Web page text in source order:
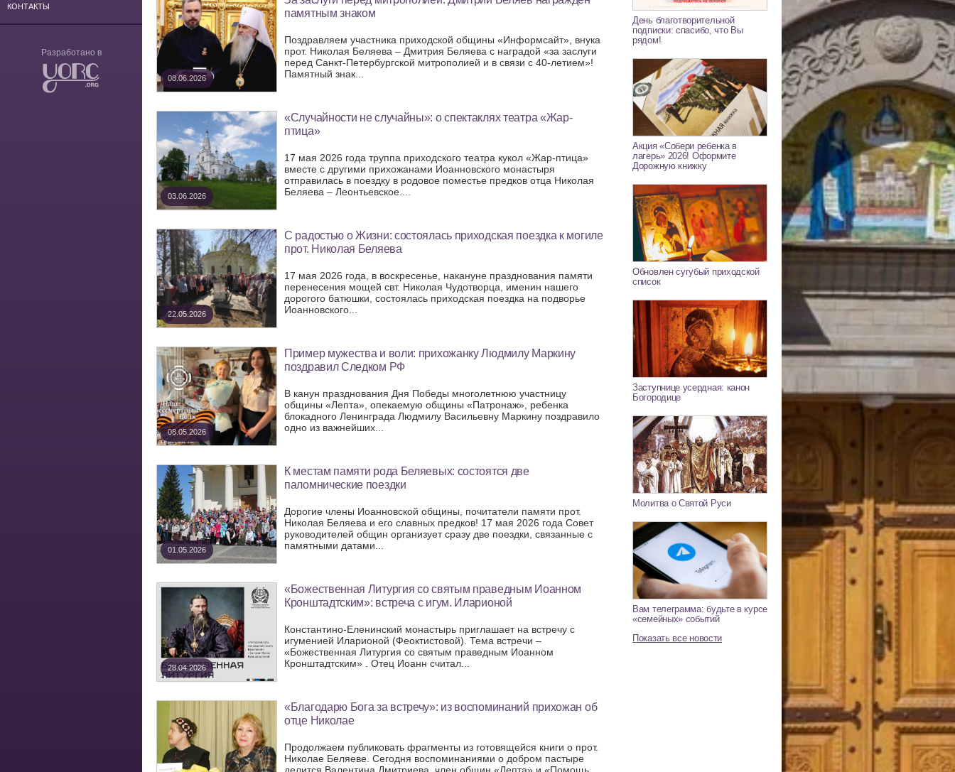
КОНТАКТЫ
Разработано в
08.06.2026
памятным знаком
Поздравляем участника приходской общины «Информсайт», внука
прот. Николая Беляева – Дмитрия Беляева с наградой «за заслуги
перед Санкт-Петербургской митрополией и в связи с 40-летием»!
Памятный знак...
03.06.2026
«Случайности не случайны»: о спектаклях театра «Жар-
птица»
17 мая 2026 года труппа приходского театра кукол «Жар-птица»
вместе с другими прихожанами Иоанновского монастыря
отправилась в поездку в родовое поместье предков отца Николая
Беляева – Леонтьевское....
22.05.2026
С радостью о Жизни: состоялась приходская поездка к могиле
прот. Николая Беляева
17 мая 2026 года, в воскресенье, накануне празднования памяти
перенесения мощей свт. Николая Чудотворца, именин нашего
дорогого батюшки, состоялась приходская поездка на подворье
Иоанновского...
08.05.2026
Пример мужества и воли: прихожанку Людмилу Маркину
поздравил Следком РФ
В канун празднования Дня Победы многолетнюю участницу
общины «Лепта», опекаемую общины «Патронаж», ребенка
блокадного Ленинграда Людмилу Васильевну Маркину поздравило
одно из важнейших...
01.05.2026
К местам памяти рода Беляевых: состоятся две
паломнические поездки
Дорогие члены Иоанновской общины, почитатели памяти прот.
Николая Беляева и его славных предков! 17 мая 2026 года Совет
руководителей общин организует сразу две поездки, связанные с
памятными датами...
28.04.2026
«Божественная Литургия со святым праведным Иоанном
Кронштадтским»: встреча с игум. Иларионой
Константино-Еленинский монастырь приглашает на встречу с
игуменией Иларионой (Феоктистовой). Тема встречи –
«Божественная Литургия со святым праведным Иоанном
Кронштадтским» . Отец Иоанн считал...
«Благодарю Бога за встречу»: из воспоминаний прихожан об
отце Николае
Продолжаем публиковать фрагменты из готовящейся книги о прот.
Николае Беляеве. Сегодня воспоминаниями о добром пастыре
делится Валентина Дмитриева, член общин «Лепта» и «Помощь
День благотворительной
подписки: спасибо, что Вы
рядом!
Акция «Собери ребенка в
лагерь» 2026! Оформите
Дорожную книжку
Обновлен сугубый приходской
список
Заступнице усердная: канон
Богородице
Молитва о Святой Руси
Вам телеграмма: будьте в курсе
«семейных» событий
Показать все новости